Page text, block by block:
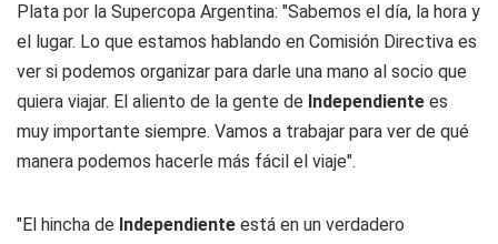
Plata por la Supercopa Argentina: "Sabemos el día, la hora y
el lugar. Lo que estamos hablando en Comisión Directiva es
ver si podemos organizar para darle una mano al socio que
quiera viajar. El aliento de la gente de Independiente es
muy importante siempre. Vamos a trabajar para ver de qué
manera podemos hacerle más fácil el viaje".
"El hincha de Independiente está en un verdadero